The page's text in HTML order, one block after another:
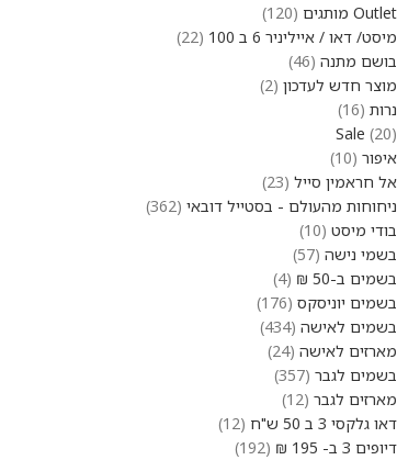
Outlet מותגים
120
מיסט/ דאו / אייליניר 6 ב 100
22
בושם מתנה 46
מוצר חדש לעדכון 2
נרות 16
Sale 20
איפור 10
אל חראמין סייל 23
ניחוחות מהעולם - בסטייל דובאי 362
בודי מיסט 10
בשמי נישה 57
בשמים ב-50 ₪
4
בשמים יוניסקס 176
בשמים לאישה 434
מארזים לאישה 24
בשמים לגבר 357
מארזים לגבר 12
דאו גלקסי 3 ב 50 ש"ח
12
דיופים 3 ב- 195 ₪
192